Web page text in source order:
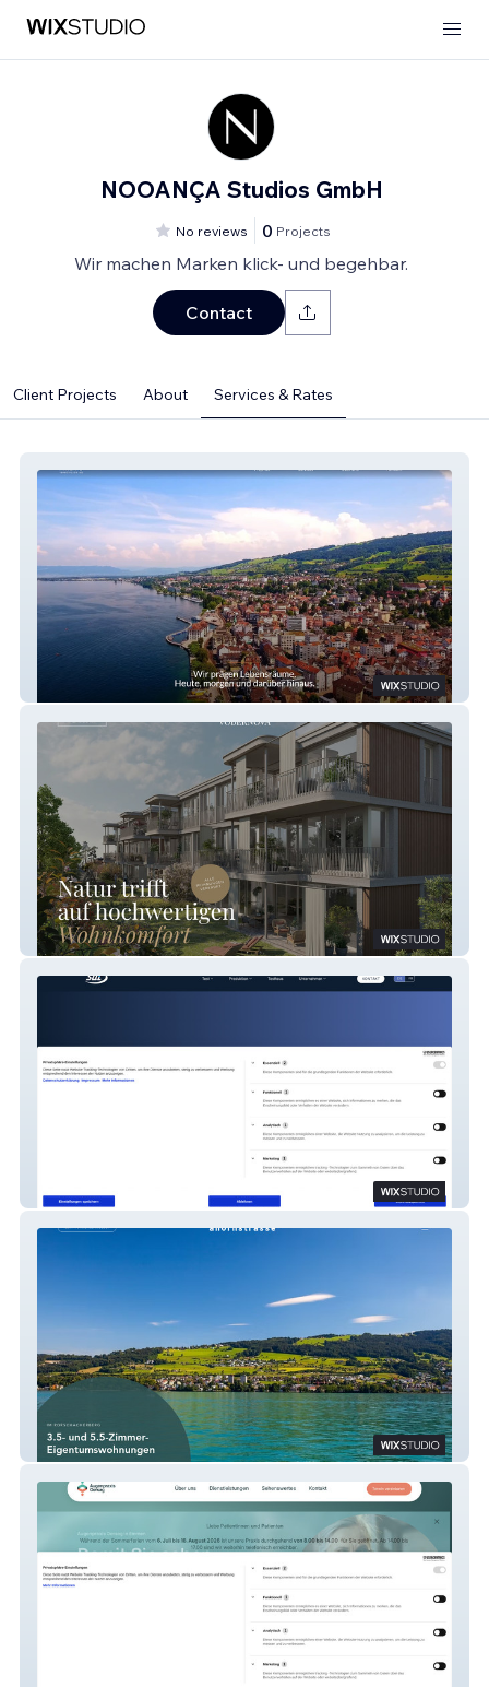
NOOANÇA Studios GmbH
No reviews 0 Projects
Wir machen Marken klick- und begehbar.
Contact
Client Projects About Services & Rates
AREVO Immobilien AG – Immobilien
VOBERNOVA – Immobilien
SQC AG
Ahornstrasse 1 – Immobilien